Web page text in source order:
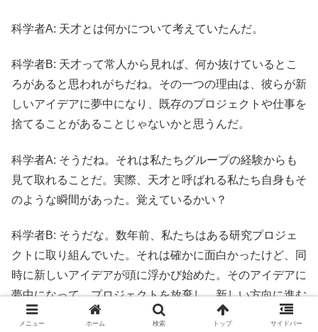
科学者A: 天才とは何かについて考えていたんだ。
科学者B: 天才って常人から見れば、何か抜けているとこ
ろがあると思われがちだね。その一つの理由は、彼らが新
しいアイデアに夢中になり、既存のプロジェクトや仕事を
捨てることがあることじゃないかと思うんだ。
科学者A: そうだね。それは私たちグループの経験からも
見て取れることだ。実際、天才と呼ばれる私たち自身もそ
のような瞬間があった。覚えているかい？
科学者B: そうだな。数年前、私たちはある研究プロジェ
クトに取り組んでいた。それは確かに面白かったけど、同
時に新しいアイデアが頭に浮かび始めた。そのアイデアに
夢中になって、プロジェクトを放棄し、新しい方向に進む
ことになった。
メニュー ホーム 検索 トップ サイドバー